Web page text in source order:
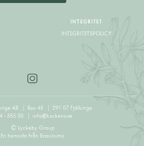
INTEGRITET
INTEGRITETSPOLICY
© Lyckeby Group
AB Box 45
291 07 Fjälkinge
- 585 00
info@kockens.se
En hemsida från Bravissimo